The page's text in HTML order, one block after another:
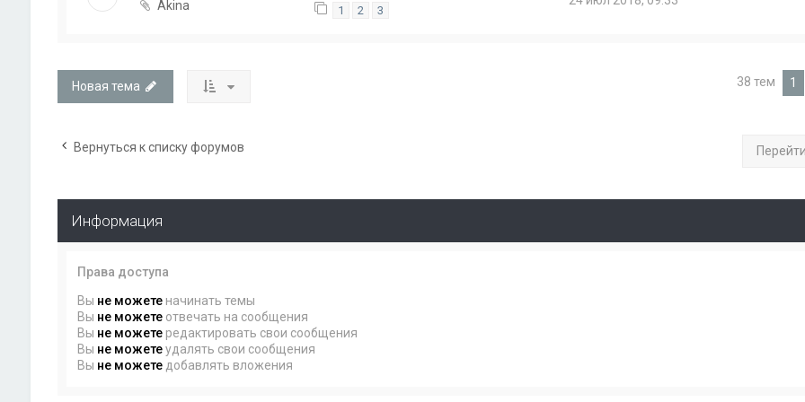
Akina 1 2 3
Новая тема 38 тем 1
Вернуться к списку форумов Перейти
Информация
Права доступа
Вы не можетеначинать темы
Вы не можетеотвечать на сообщения
Вы не можетередактировать свои сообщения
Вы не можетеудалять свои сообщения
Вы не можетедобавлять вложения